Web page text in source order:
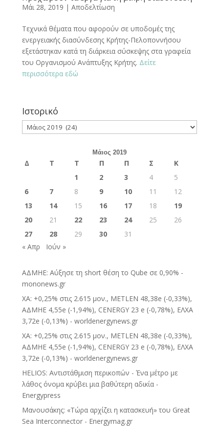
Μάι 28, 2019 | Αποδελτίωση
Τεχνικά θέματα που αφορούν σε υποδομές της
ενεργειακής διασύνδεσης Κρήτης-Πελοποννήσου
εξετάστηκαν κατά τη διάρκεια σύσκεψης στα γραφεία
του Οργανισμού Ανάπτυξης Κρήτης. Δείτε
περισσότερα εδώ
Ιστορικό
Ιστορικό
Μάιος 2019
Δ Τ Τ Π Π Σ
Κ
1
2 3 4
5
6
7 8 9 10 11
12
13
14 15 16 17 18
19
20
21 22 23 24 25
26
27
28 29 30
31
« Απρ
Ιούν »
ΑΔΜΗΕ: Αύξησε τη short θέση το Qube σε 0,90% -
mononews.gr
ΧΑ: +0,25% στις 2.615 μον., METLEN 48,38e (-0,33%),
ΑΔΜΗΕ 4,55e (-1,94%), CENERGY 23 e (-0,78%), ΕΛΧΑ
3,72e (-0,13%) - worldenergynews.gr
ΧΑ: +0,25% στις 2.615 μον., METLEN 48,38e (-0,33%),
ΑΔΜΗΕ 4,55e (-1,94%), CENERGY 23 e (-0,78%), ΕΛΧΑ
3,72e (-0,13%) - worldenergynews.gr
HELIOS: Αντιστάθμιση περικοπών - Ένα μέτρο με
λάθος όνομα κρύβει μια βαθύτερη αδικία -
Energypress
Μανουσάκης: «Τώρα αρχίζει η κατασκευή» του Great
Sea Interconnector - Energymag.gr